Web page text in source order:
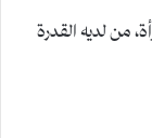
من لديه القدرة